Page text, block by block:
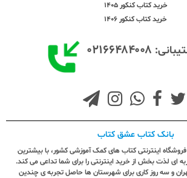
خرید کتاب کنکور 1405
خرید کتاب کنکور 1406
۰۲۱۶۶۴۸۴۰۰۸
بانک کتاب عشق کتاب
اینترنتی کتاب های کمک آموزشی کشور، با بیشترین
ای لذت بخش از خرید اینترنتی را برای شما تداعی می کند.
برای تهران و سه روز کاری برای شهرستان ها حاصل تجربه ی چندین